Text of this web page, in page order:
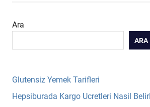
Ara
ARA
Glutensiz Yemek Tarifleri
Hepsiburada Kargo Ucretleri Nasil